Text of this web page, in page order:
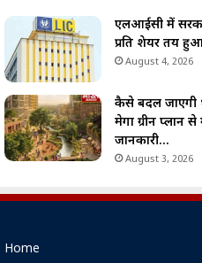
एलआईसी में
प्रति शेयर तय
August 4, 2026
कैसे बदल जाएगी
मेगा ग्रीन प्लान
जानकारी…
August 3, 2026
Home